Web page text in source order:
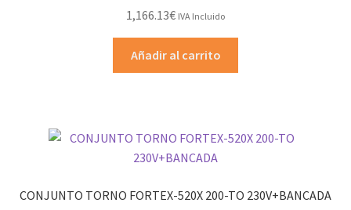
1,166.13€ IVA Incluido
Añadir al carrito
CONJUNTO TORNO FORTEX-520X 200-TO 230V+BANCADA